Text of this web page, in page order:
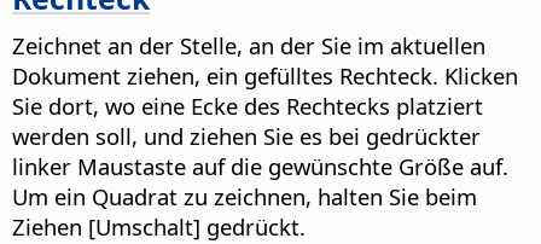
Zeichnet an der Stelle, an der Sie im aktuellen
Dokument ziehen, ein gefülltes Rechteck. Klicken
Sie dort, wo eine Ecke des Rechtecks platziert
werden soll, und ziehen Sie es bei gedrückter
linker Maustaste auf die gewünschte Größe auf.
Um ein Quadrat zu zeichnen, halten Sie beim
Ziehen [Umschalt] gedrückt.